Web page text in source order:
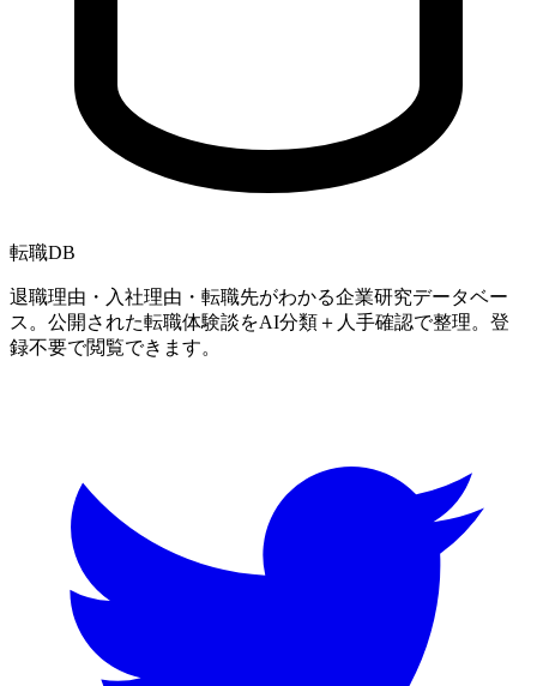
転職DB
退職理由・入社理由・転職先がわかる企業研究データベー
ス。公開された転職体験談をAI分類＋人手確認で整理。登
録不要で閲覧できます。